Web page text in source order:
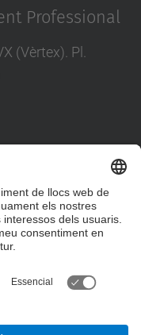
Professional
(Vèrtex). Pl.